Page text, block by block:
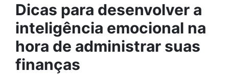
Dicas para desenvolver a
inteligência emocional na
hora de administrar suas
finanças